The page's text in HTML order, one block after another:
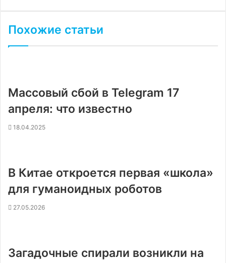
Похожие статьи
Массовый сбой в Telegram 17
апреля: что известно
18.04.2025
В Китае откроется первая «школа»
для гуманоидных роботов
27.05.2026
Загадочные спирали возникли на